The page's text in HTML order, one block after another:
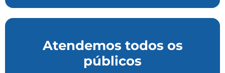
Atendemos todos os
públicos